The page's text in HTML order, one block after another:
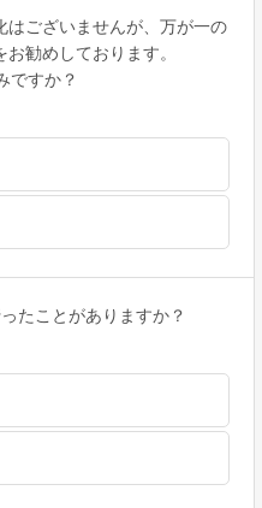
はございませんが、万が一の
勧めしております。
ですか？
たことがありますか？